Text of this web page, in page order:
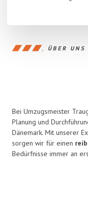
ÜBER UNS
Bei Umzugsmeister
Planung und
Dänemark. Mit unserer
sorgen wir für einen
Bedürfnisse immer an